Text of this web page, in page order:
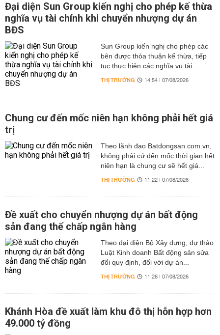
Đại diện Sun Group kiến nghị cho phép kế thừa
nghĩa vụ tài chính khi chuyển nhượng dự án
BĐS
Sun Group kiến nghị cho phép các
bên được thỏa thuận kế thừa, tiếp
tục thực hiện các nghĩa vụ tài...
THỊ TRƯỜNG 14:54 | 07/08/2026
Chung cư đến mốc niên hạn không phải hết giá
trị
Theo lãnh đạo Batdongsan.com.vn,
không phải cứ đến mốc thời gian hết
niên hạn là chung cư sẽ hết giá...
THỊ TRƯỜNG 11:22 | 07/08/2026
Đề xuất cho chuyển nhượng dự án bất động
sản đang thế chấp ngân hàng
Theo đại diện Bộ Xây dựng, dự thảo
Luật Kinh doanh Bất động sản sửa
đổi quy định, đối với dự án...
THỊ TRƯỜNG 11:26 | 07/08/2026
Khánh Hòa đề xuất làm khu đô thị hỗn hợp hơn
49.000 tỷ đồng